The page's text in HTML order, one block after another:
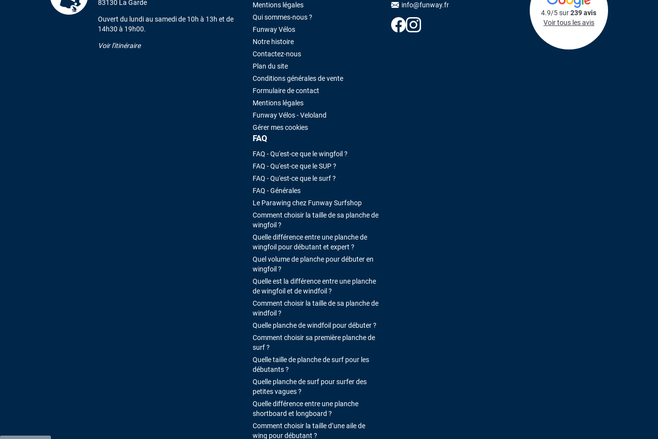
83130 La Garde
Ouvert du lundi au samedi de 10h à 13h et de
14h30 à 19h00.
Voir l'itinéraire
Mentions légales
Qui sommes-nous ?
Funway Vélos
Notre histoire
Contactez-nous
Plan du site
Conditions générales de vente
Formulaire de contact
Mentions légales
Funway Vélos - Veloland
Gérer mes cookies
FAQ
FAQ - Qu'est-ce que le wingfoil ?
FAQ - Qu'est-ce que le SUP ?
FAQ - Qu'est-ce que le surf ?
FAQ - Générales
Le Parawing chez Funway Surfshop
Comment choisir la taille de sa planche de
wingfoil ?
Quelle différence entre une planche de
wingfoil pour débutant et expert ?
Quel volume de planche pour débuter en
wingfoil ?
Quelle est la différence entre une planche
de wingfoil et de windfoil ?
Comment choisir la taille de sa planche de
windfoil ?
Quelle planche de windfoil pour débuter ?
Comment choisir sa première planche de
surf ?
Quelle taille de planche de surf pour les
débutants ?
Quelle planche de surf pour surfer des
petites vagues ?
Quelle différence entre une planche
shortboard et longboard ?
Comment choisir la taille d’une aile de
wing pour débutant ?
info@funway.fr
4.9/5 sur239 avis
Voir tous les avis
Maronui RICHMOND
il y a 3 mois
J'ai acheté une voile d'occasion depuis Tahiti. Super service. L'envoi a
été rapide. La voile est arrivée en super état. Mauruuru roa.
VOIR TOUS LES AVIS